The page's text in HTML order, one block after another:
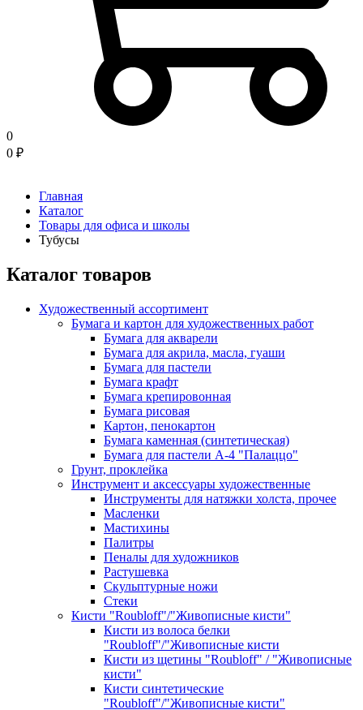
0
0 ₽
Главная
Каталог
Товары для офиса и школы
Тубусы
Каталог товаров
Художественный ассортимент
Бумага и картон для художественных работ
Бумага для акварели
Бумага для акрила, масла, гуаши
Бумага для пастели
Бумага крафт
Бумага крепировонная
Бумага рисовая
Картон, пенокартон
Бумага каменная (синтетическая)
Бумага для пастели А-4 "Палаццо"
Грунт, проклейка
Инструмент и аксессуары художественные
Инструменты для натяжки холста, прочее
Масленки
Мастихины
Палитры
Пеналы для художников
Растушевка
Скульптурные ножи
Стеки
Кисти "Roubloff"/"Живописные кисти"
Кисти из волоса белки
"Roubloff"/"Живописные кисти
Кисти из щетины "Roubloff" / "Живописные
кисти"
Кисти синтетические
"Roubloff"/"Живописные кисти"